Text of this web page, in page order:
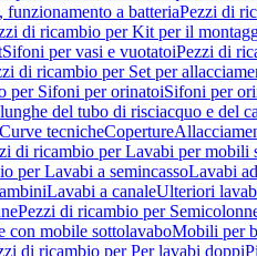
a batteriaPezzi di
di ricambio per Kit per il
Sifoni per vasi e vuotatoiPezzi di
di ricambio per Set per
per Sifoni per orinatoiSifoni per
del tubo di risciacquo e del
Curve tecnicheCoperture
di ricambio per Lavabi per mobili
per Lavabi a semincassoLavabi
Lavabi a canaleUlteriori
Pezzi di ricambio per
con mobile sottolavaboMobili per
di ricambio per Per lavabi doppi